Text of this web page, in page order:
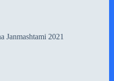
Janmashtami 2021